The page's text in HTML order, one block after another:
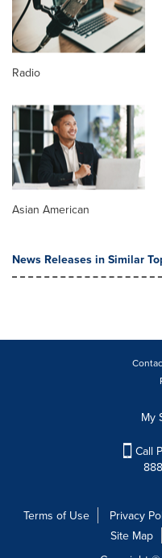
Radio
Asian American
News Releases in Similar
My
Call
Terms of Use Privacy
Site Map